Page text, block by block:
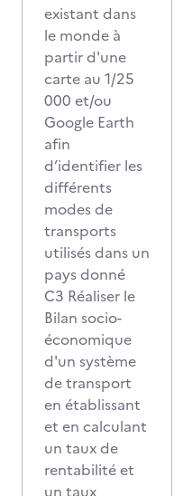
existant dans
le monde à
partir d'une
carte au 1/25
000 et/ou
Google Earth
afin
d’identifier les
différents
modes de
transports
utilisés dans un
pays donné
C3 Réaliser le
Bilan socio-
économique
d'un système
de transport
en établissant
et en calculant
un taux de
rentabilité et
un taux